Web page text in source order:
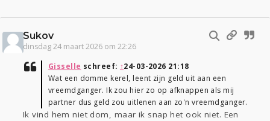
Sukov
dinsdag 24 maart 2026 om 22:26
Gisselle schreef: ↑24-03-2026 21:18
Wat een domme kerel, leent zijn geld uit aan een
vreemdganger. Ik zou hier zo op afknappen als mij
partner dus geld zou uitlenen aan zo'n vreemdganger.
Ik vind hem niet dom, maar ik snap het ook niet. Een